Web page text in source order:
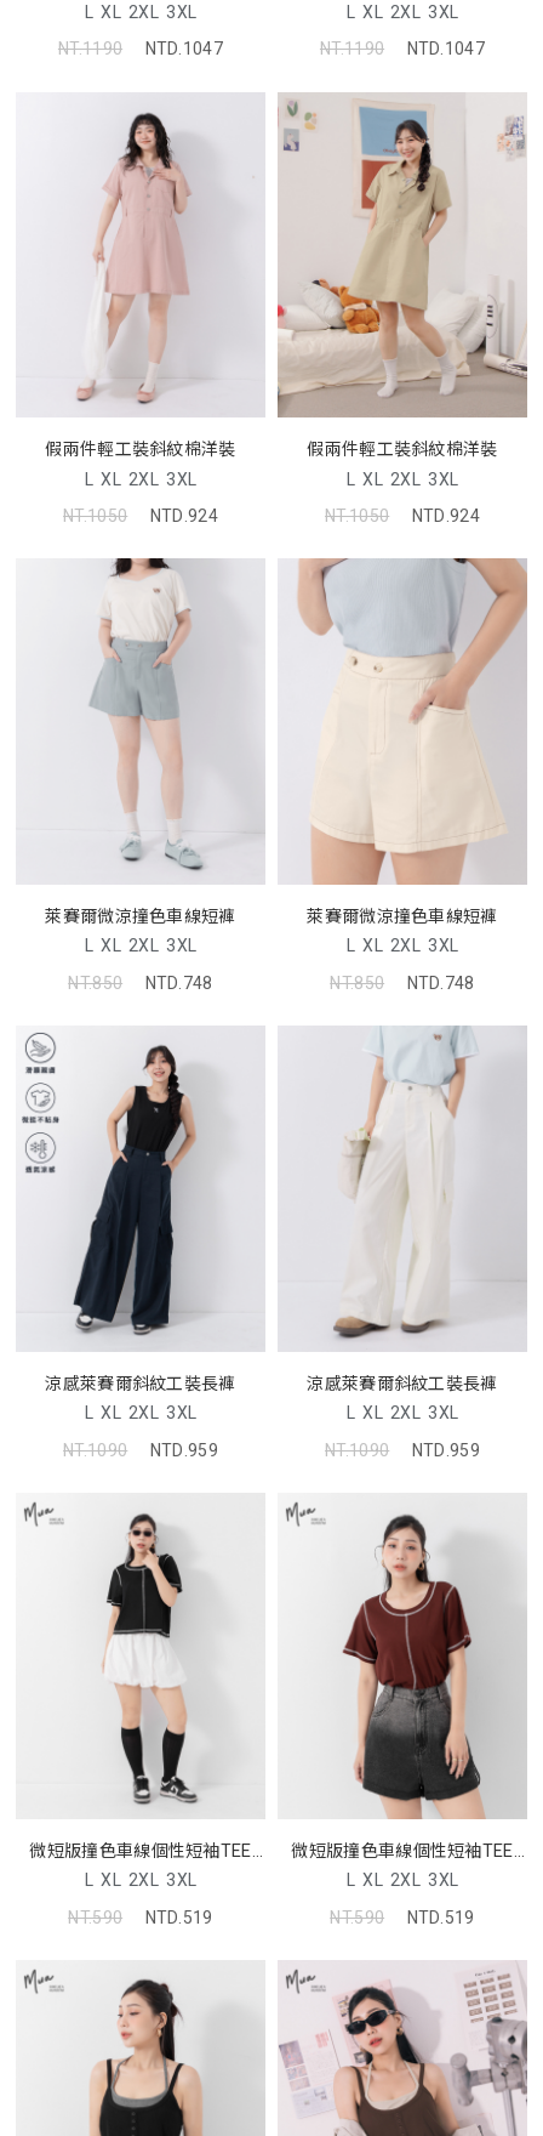
L XL 2XL 3XL
NT.1190
NTD.1047
L XL 2XL 3XL
NT.1190
NTD.1047
假兩件輕工裝斜紋棉洋裝
L XL 2XL 3XL
NT.1050
NTD.924
假兩件輕工裝斜紋棉洋裝
L XL 2XL 3XL
NT.1050
NTD.924
萊賽爾微涼撞色車線短褲
L XL 2XL 3XL
NT.850
NTD.748
萊賽爾微涼撞色車線短褲
L XL 2XL 3XL
NT.850
NTD.748
涼感萊賽爾斜紋工裝長褲
L XL 2XL 3XL
NT.1090
NTD.959
涼感萊賽爾斜紋工裝長褲
L XL 2XL 3XL
NT.1090
NTD.959
微短版撞色車線個性短袖TEE
MUA
L XL 2XL 3XL
NT.590
NTD.519
微短版撞色車線個性短袖TEE
MUA
L XL 2XL 3XL
NT.590
NTD.519